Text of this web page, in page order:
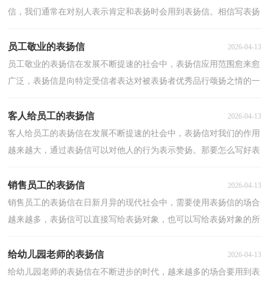
信，我们通常在对别人表示肯定和表扬时会用到表扬信。相信写表扬
员工敬业的表扬信 2026-04-13
员工敬业的表扬信在发展不断提速的社会中，表扬信应用范围愈来愈
广泛，表扬信是向特定受信者表达对被表扬者优秀品行颂扬之情的一
客人给员工的表扬信 2026-04-13
客人给员工的表扬信在发展不断提速的社会中，表扬信对我们的作用
越来越大，通过表扬信可以对他人的行为表示赞扬。那要怎么写好表
销售员工的表扬信 2026-04-13
销售员工的表扬信在日新月异的现代社会中，需要使用表扬信的场合
越来越多，表扬信可以直接写给表扬对象，也可以写给表扬对象的所
给幼儿园老师的表扬信 2026-04-13
给幼儿园老师的表扬信在不断进步的时代，越来越多的场合要用到表